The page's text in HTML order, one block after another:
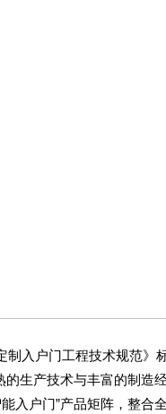
入户门工程技术规范》
的生产技术与丰富的制造
户门”产品矩阵，整合